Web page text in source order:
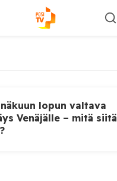
lopun valtava
Venäjälle – mitä siitä